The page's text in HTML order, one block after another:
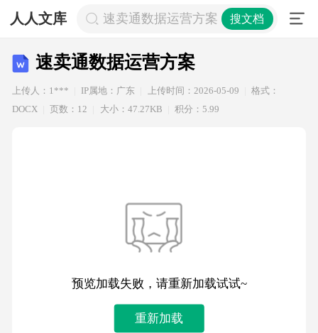
人人文库 速卖通数据运营方案 搜文档
速卖通数据运营方案
上传人：1*** IP属地：广东 上传时间：2026-05-09
格式：
DOCX
页数：12 大小：47.27KB 积分：5.99
预览加载失败，请重新加载试试~
重新加载